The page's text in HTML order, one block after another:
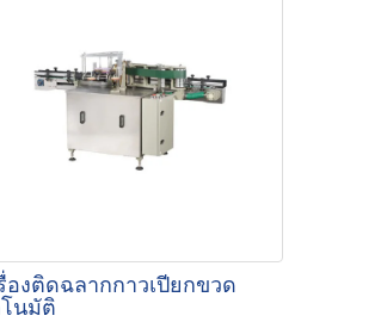
องติดฉลากกาวเปียกขวด
นมัติ